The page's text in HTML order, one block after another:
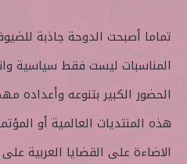
تماما أصبحت الدوحة جاذبة
المناسبات ليست فقط سياسية
الحضور الكبير بتنوعه وأعداده
هذه المنتديات العالمية أو
الاضاءة على القضايا العربية